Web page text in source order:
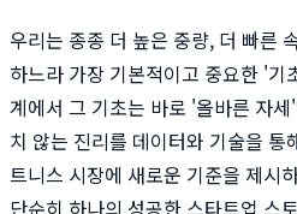
우리는 종종 더 높은 중량, 더 빠른
하느라 가장 기본적이고 중요한 '기
계에서 그 기초는 바로 '올바른 자
치 않는 진리를 데이터와 기술을 통
트니스 시장에 새로운 기준을 제시
단순히 하나의 성공한 스타트업 스